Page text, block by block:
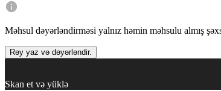
Məhsul dəyərləndirməsi yalnız həmin məhsulu almış
Rəy yaz və dəyərləndir.
Skan et və yüklə